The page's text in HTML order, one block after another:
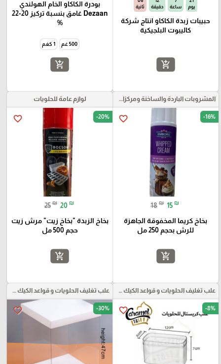
يوم
ساعة
دقيقة
ثانية
حبيبات زبدة الكاكاو انتاج شركة
كاليبوت البلجيكية
add_shopping_cart
بودرة الكاكاو الخام الهولندي
Dezaan غامق بنسبة تركيز 20-22
%
500 غم 1 كغم
add_shopping_cart
المشروبات الباردة والساخنة ومركزات الموهيتو
favorite_border -16%
18 ₪ 15 ₪
بخاخ كريما المخفوقة الجاهزة
للرش بحجم 250 مل
add_shopping_cart
لوازم عامة للحلويات
favorite_border -20%
25 ₪ 20 ₪
بخاخ الزبدة "بخاخ زيت" مرش زيت
حجم 500 مل
add_shopping_cart
علب تغليف الحلويات و قواعد الكيك و علب بلاستيكية بأنواعها
favorite_border -8%
علب تغليف الحلويات و قواعد الكيك و علب بلاستيكية بأنواعها
favorite_border -30%